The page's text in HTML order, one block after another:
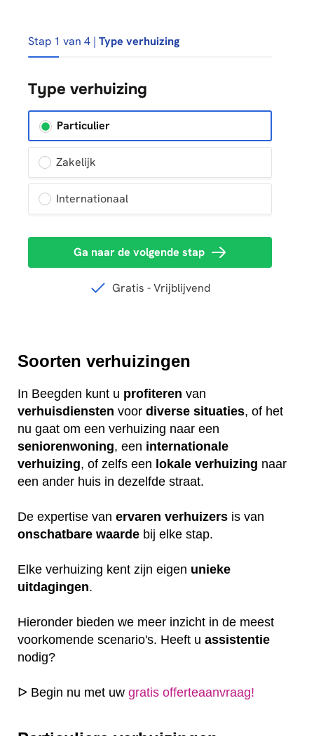
Soorten verhuizingen
In Beegden kunt u profiteren van
verhuisdiensten voor diverse situaties, of het
nu gaat om een verhuizing naar een
seniorenwoning, een internationale
verhuizing, of zelfs een lokale verhuizing naar
een ander huis in dezelfde straat.
De expertise van ervaren verhuizers is van
onschatbare waarde bij elke stap.
Elke verhuizing kent zijn eigen unieke
uitdagingen.
Hieronder bieden we meer inzicht in de meest
voorkomende scenario's. Heeft u assistentie
nodig?
ᐅ Begin nu met uw gratis offerteaanvraag!